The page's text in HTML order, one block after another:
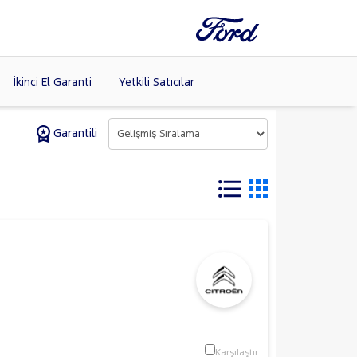
İkinci El Garanti Yetkili Satıcılar
Garantili
Karşılaştır